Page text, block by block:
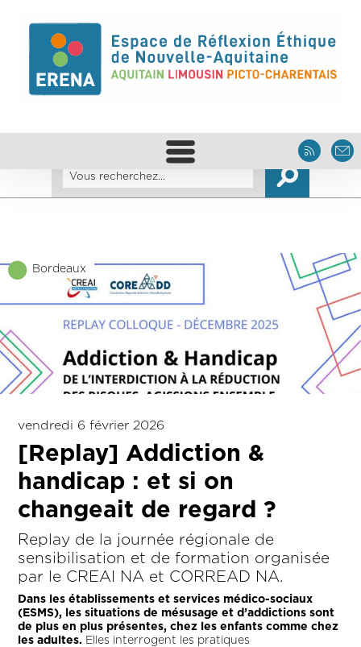
Bordeaux
vendredi 6 février 2026
[Replay] Addiction &
handicap : et si on
changeait de regard ?
Replay de la journée régionale de
sensibilisation et de formation organisée
par le CREAI NA et CORREAD NA.
Dans les établissements et services médico-sociaux
(ESMS), les situations de mésusage et d’addictions sont
de plus en plus présentes, chez les enfants comme chez
les adultes. Elles interrogent les pratiques